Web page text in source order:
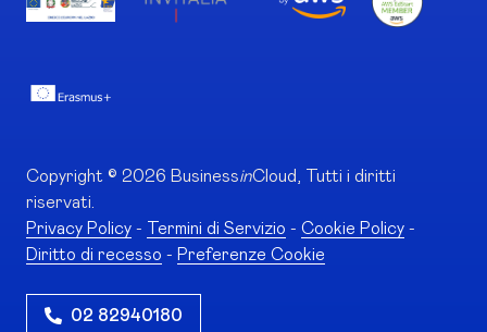
Copyright © 2026 BusinessinCloud, Tutti i diritti
riservati.
Privacy Policy - Termini di Servizio - Cookie Policy -
Diritto di recesso - Preferenze Cookie
02 82940180